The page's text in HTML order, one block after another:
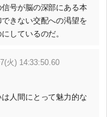
号が脳の深部にある本
きない交配への渇望を
しているのだ。
火) 14:33:50.60
人間にとって魅力的な